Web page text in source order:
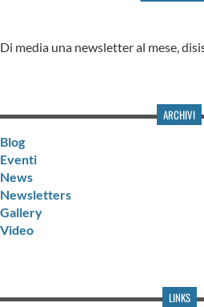
Di media una newsletter al mese,
ARCHIVI
Blog
Eventi
News
Newsletters
Gallery
Video
LINKS